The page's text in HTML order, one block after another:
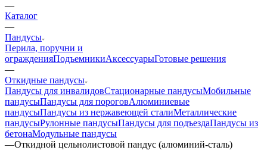
—
Каталог
—
Пандусы
Перила, поручни и
огражденияПодъемникиАксессуарыГотовые решения
—
Откидные пандусы
Пандусы для инвалидовСтационарные пандусыМобильные
пандусыПандусы для пороговАлюминиевые
пандусыПандусы из нержавеющей сталиМеталлические
пандусыРулонные пандусыПандусы для подъездаПандусы из
бетонаМодульные пандусы
—Откидной цельнолистовой пандус (алюминий-сталь)